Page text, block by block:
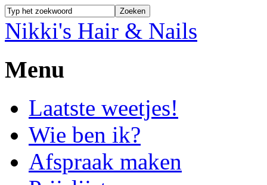
Nikki's Hair & Nails
Menu
Laatste weetjes!
Wie ben ik?
Afspraak maken